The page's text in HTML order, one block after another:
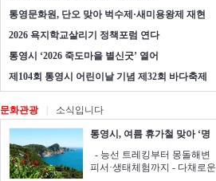
통영문화원, 단오 맞아 벅수제·새미용왕제 재현
2026 욕지학교살리기 정책포럼 연다
통영시 ‘2026 죽도마을 별신굿’ 열어
제104회 통영시 어린이날 기념 제32회 바다축제
문화관광 | 소식입니다
통영시, 여름 휴가철 맞아 ‘명
- 능선 트레킹부터 몽돌해변
피서·생태체험까지 - 다채로운